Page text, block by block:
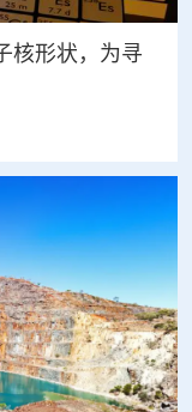
核形状，为寻